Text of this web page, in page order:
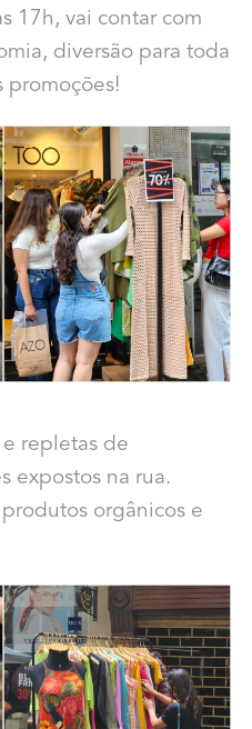
17h, vai contar com
diversão para toda
promoções!
e repletas de
expostos na rua.
orgânicos e